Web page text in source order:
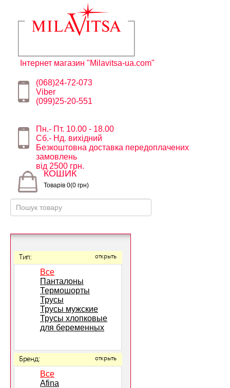
Інтернет магазин "Milavitsa-ua.com"
(068)24-72-073
Viber
(099)25-20-551
Пн.- Пт. 10.00 - 18.00
Сб.- Нд. вихідний
Безкоштовна доставка передоплачених
замовлень
від 2500 грн.
КОШИК
Товарів 0(0 грн)
Тип: открыть
Все
Панталоны
Термошорты
Трусы
Трусы мужские
Трусы хлопковые
для беременных
Бренд: открыть
Все
Afina